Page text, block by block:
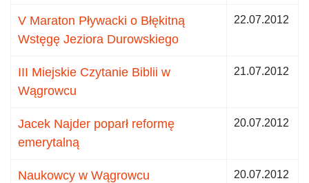
V Maraton Pływacki o Błękitną
Wstęgę Jeziora Durowskiego
22.07.2012
III Miejskie Czytanie Biblii w
Wągrowcu
21.07.2012
Jacek Najder poparł reformę
emerytalną
20.07.2012
Naukowcy w Wągrowcu 20.07.2012